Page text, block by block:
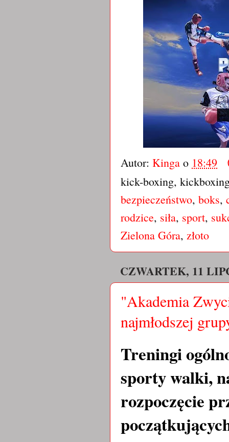
Autor: Kinga o 18:49
kick-boxing,
bezpieczeństwo, boks,
rodzice, siła, sport,
Zielona Góra, złoto
CZWARTEK, 11
"Akademia
najmłodszej
Treningi
sporty walki,
rozpoczęcie